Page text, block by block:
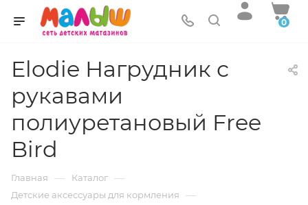
0
Elodie Нагрудник с
рукавами
полиуретановый Free
Bird
Главная — Каталог —
Детские аксессуары для кормления —